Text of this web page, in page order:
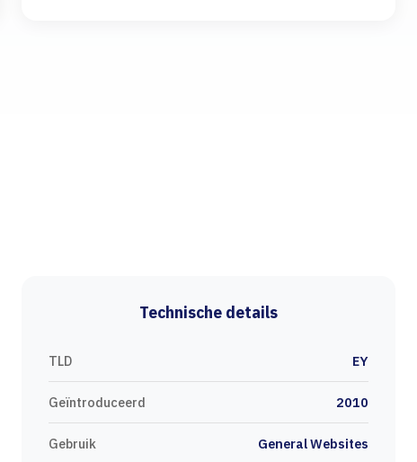
Technische details
TLD ΕΥ
Geïntroduceerd 2010
Gebruik General Websites